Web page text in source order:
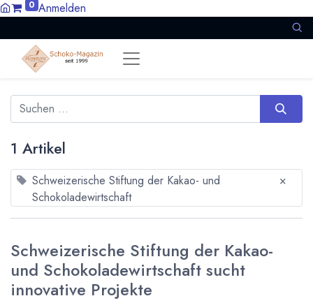
0 Anmelden
1 Artikel
Schweizerische Stiftung der Kakao- und
Schokoladewirtschaft
×
Schweizerische Stiftung der Kakao-
und Schokoladewirtschaft sucht
innovative Projekte